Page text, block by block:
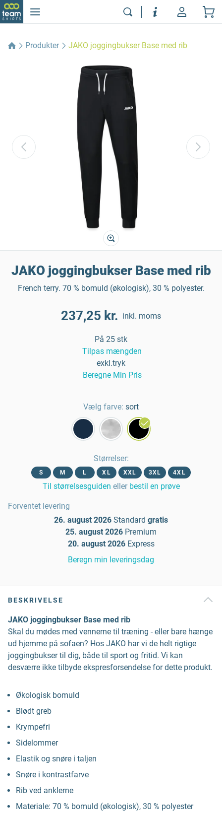
Produkter JAKO joggingbukser Base med rib
JAKO joggingbukser Base med rib
French terry. 70 % bomuld (økologisk), 30 % polyester.
237,25 kr. inkl. moms
På 25 stk
Tilpas mængden
exkl.tryk
Beregne Min Pris
Vælg farve: sort
Størrelser:
S M L XL XXL 3XL 4XL
Til størrelsesguiden eller bestil en prøve
Forventet levering
26. august 2026 Standard gratis
25. august 2026 Premium
20. august 2026 Express
Beregn min leveringsdag
BESKRIVELSE
JAKO joggingbukser Base med rib
Skal du mødes med vennerne til træning - eller bare hænge
ud hjemme på sofaen? Hos JAKO har vi de helt rigtige
joggingbukser til dig, både til sport og fritid. Vi kan
desværre ikke tilbyde ekspresforsendelse for dette produkt.
Økologisk bomuld
Blødt greb
Krympefri
Sidelommer
Elastik og snøre i taljen
Snøre i kontrastfarve
Rib ved anklerne
Materiale: 70 % bomuld (økologisk), 30 % polyester